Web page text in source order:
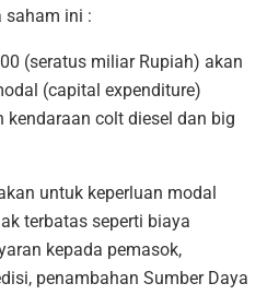
saham ini :
(seratus miliar Rupiah) akan
(capital expenditure)
kendaraan colt diesel dan big
untuk keperluan modal
terbatas seperti biaya
kepada pemasok,
penambahan Sumber Daya